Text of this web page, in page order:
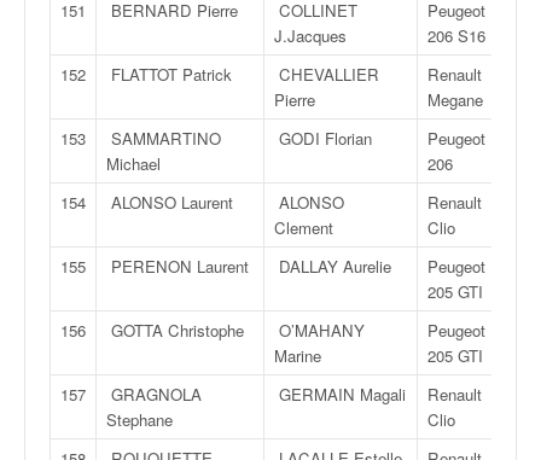
151 BERNARD Pierre
COLLINET
J.Jacques
Peugeot
206 S16
152 FLATTOT Patrick
CHEVALLIER
Pierre
Renault
Megane
153
SAMMARTINO
Michael
GODI Florian
Peugeot
206
154 ALONSO Laurent
ALONSO
Clement
Renault
Clio
155 PERENON Laurent DALLAY Aurelie
Peugeot
205 GTI
156 GOTTA Christophe
O’MAHANY
Marine
Peugeot
205 GTI
157
GRAGNOLA
Stephane
GERMAIN Magali
Renault
Clio